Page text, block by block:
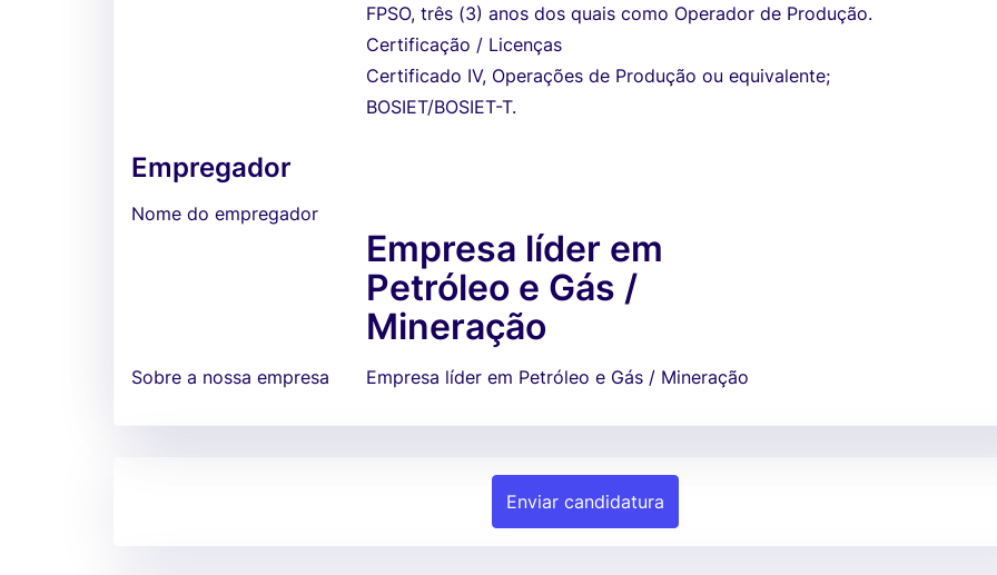
FPSO, três (3) anos dos quais como Operador de Produção.
Certificação / Licenças
Certificado IV, Operações de Produção ou equivalente;
BOSIET/BOSIET-T.
Empregador
Nome do empregador
Empresa líder em
Petróleo e Gás /
Mineração
Sobre a nossa empresa Empresa líder em Petróleo e Gás / Mineração
Enviar candidatura